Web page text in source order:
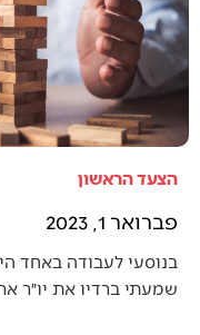
הצעד הראשון
פברואר 1, 2023
בנוסעי לעבודה באחד
שמעתי ברדיו את יו״ר